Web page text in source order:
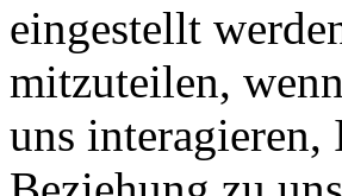
eingestellt
mitzuteilen,
uns interagieren,